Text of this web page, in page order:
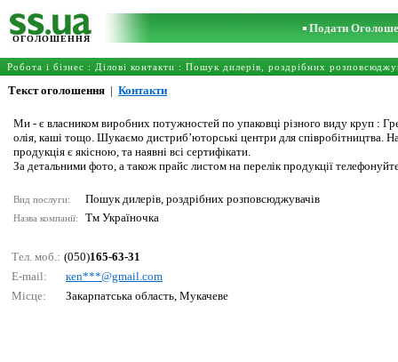
ОГОЛОШЕННЯ
Подати
Робота і бізнес : Ділові контакти : Пошук дилерів, роздрібних
Текст оголошення | Контакти
Ми - є власником виробних потужностей по упаковці різного виду круп :
олія, каші тощо. Шукаємо дистриб’юторські центри для співробітництва.
продукція є якісною, та наявні всі сертифікати.
За детальними фото, а також прайс листом на перелік продукції
Вид послуги: Пошук дилерів, роздрібних розповсюджувачів
Назва компанії: Тм Україночка
Тел. моб.: (050)165-63-31
E-mail:
кеn***@gmаil.соm
Місце:
Закарпатська область, Мукачеве